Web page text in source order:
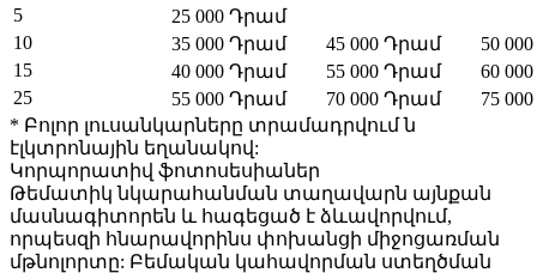
5
25 000 Դրամ
10
35 000 Դրամ 45 000 Դրամ
50
15
40 000 Դրամ 55 000 Դրամ
60
25
55 000 Դրամ 70 000 Դրամ
75
* Բոլոր լուսանկարները տրամադրվում ն
էլկտրոնային եղանակով:
Կորպորատիվ ֆոտոսեսիաներ
Թեմատիկ նկարահանման տաղավարն այնքան
մասնագիտորեն և հագեցած է ձևավորվում,
որպեսզի հնարավորինս փոխանցի միջոցառման
մթնոլորտը: Բեմական կահավորման ստեղծման